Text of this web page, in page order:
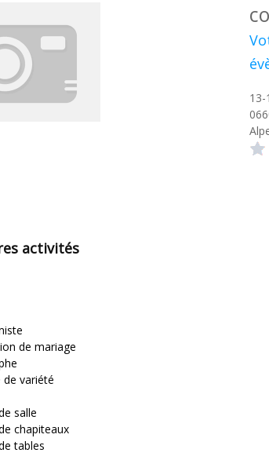
activités
de mariage
de variété
salle
chapiteaux
tables